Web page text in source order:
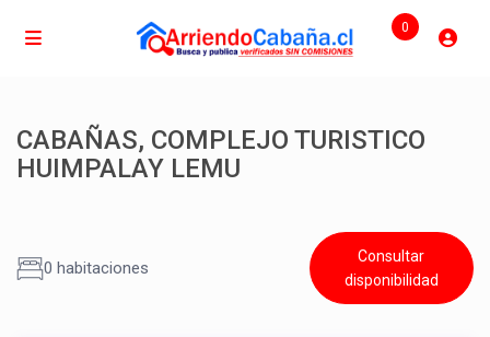
0
CABAÑAS, COMPLEJO TURISTICO
HUIMPALAY LEMU
0 habitaciones
Consultar
disponibilidad